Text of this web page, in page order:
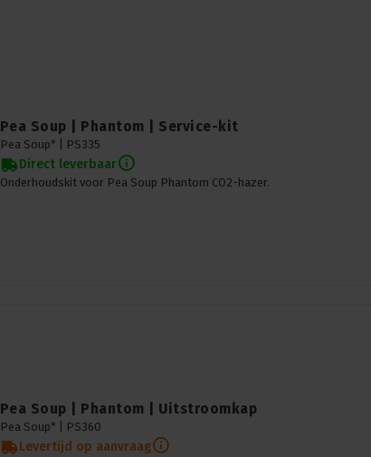
Pea Soup | Phantom | Service-kit
Pea Soup* | PS335
Direct leverbaar
Onderhoudskit voor Pea Soup Phantom CO2-hazer.
Pea Soup | Phantom | Uitstroomkap
Pea Soup* | PS360
Levertijd op aanvraag